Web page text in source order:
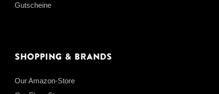
Gutscheine
Shopping & Brands
Our Amazon-Store